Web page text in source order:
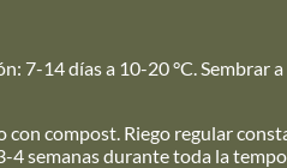
7-14 días a 10-20 °C.
compost. Riego regular
4 semanas durante toda la